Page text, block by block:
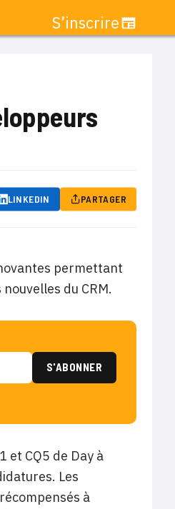
S’inscrire
LINKEDIN PARTAGER
permettant
du CRM.
et CQ5 de Day à
Les
à